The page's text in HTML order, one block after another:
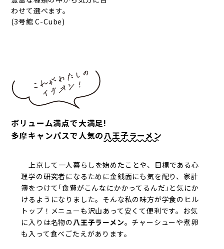
わせて選べます。
(3号館 C-Cube)
ボリューム満点で大満足!
多摩キャンパスで人気の八王子ラーメン
上京して一人暮らしを始めたことや、目標である心
理学の研究者になるために金銭面にも気を配り、家計
簿をつけて｢食費がこんなにかかってるんだ｣と気にか
けるようになりました。そんな私の味方が学食のヒル
トップ！メニューも沢山あって安くて便利です。お気
に入りは名物の八王子ラーメン。チャーシューや煮卵
も入って食べごたえがあります。